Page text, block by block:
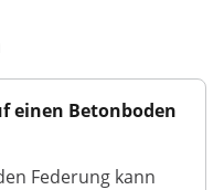
einen Betonboden
Federung kann